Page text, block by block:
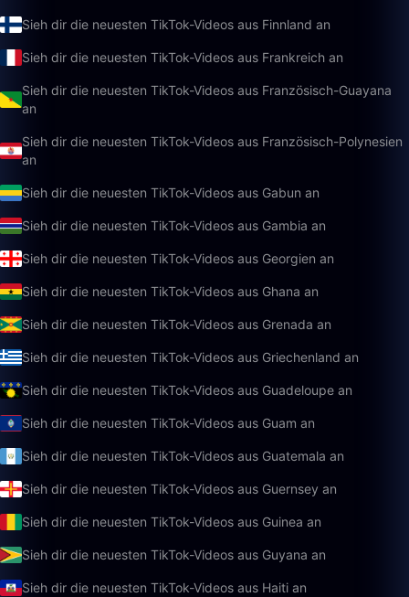
Sieh dir die neuesten TikTok-Videos aus Finnland an
Sieh dir die neuesten TikTok-Videos aus Frankreich an
Sieh dir die neuesten TikTok-Videos aus Französisch-Guayana
an
Sieh dir die neuesten TikTok-Videos aus Französisch-Polynesien
an
Sieh dir die neuesten TikTok-Videos aus Gabun an
Sieh dir die neuesten TikTok-Videos aus Gambia an
Sieh dir die neuesten TikTok-Videos aus Georgien an
Sieh dir die neuesten TikTok-Videos aus Ghana an
Sieh dir die neuesten TikTok-Videos aus Grenada an
Sieh dir die neuesten TikTok-Videos aus Griechenland an
Sieh dir die neuesten TikTok-Videos aus Guadeloupe an
Sieh dir die neuesten TikTok-Videos aus Guam an
Sieh dir die neuesten TikTok-Videos aus Guatemala an
Sieh dir die neuesten TikTok-Videos aus Guernsey an
Sieh dir die neuesten TikTok-Videos aus Guinea an
Sieh dir die neuesten TikTok-Videos aus Guyana an
Sieh dir die neuesten TikTok-Videos aus Haiti an